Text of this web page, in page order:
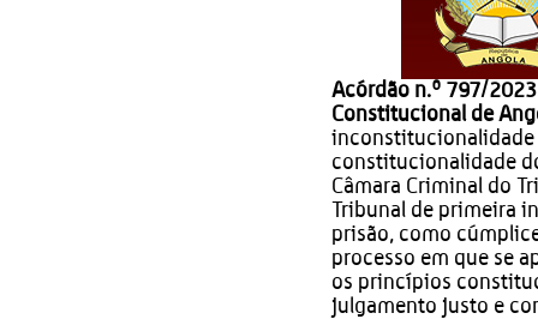
Acórdão n.º 797/
Constitucional de
inconstitucionalidade
constitucionalidade
Câmara Criminal do
Tribunal de primeira
prisão, como
processo em que se
os princípios
julgamento justo e